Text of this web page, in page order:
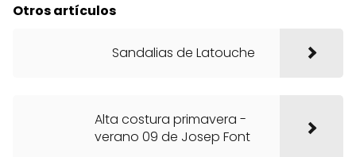
Otros artículos
Sandalias de Latouche
Alta costura primavera -
verano 09 de Josep Font